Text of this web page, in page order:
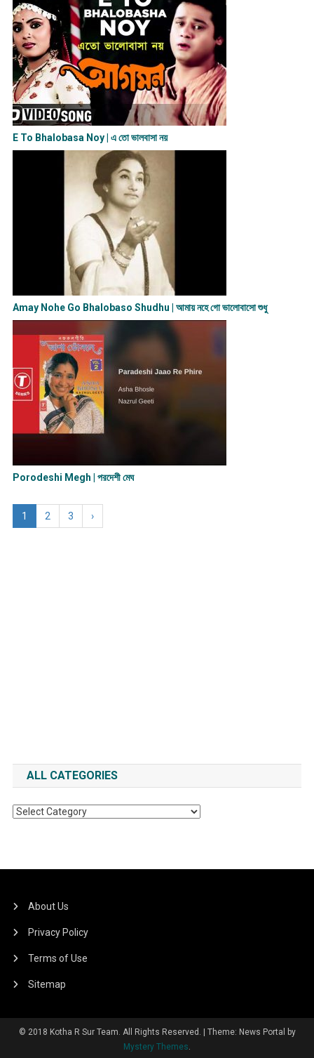
E To Bhalobasa Noy | এ তো ভালবাসা ন​য়
Amay Nohe Go Bhalobaso Shudhu | আমায় নহে গো ভালোবাসো শুধু
Porodeshi Megh | পরদেশী মেঘ
1 2 3 ›
ALL CATEGORIES
All
About Us
Privacy Policy
Terms of Use
Sitemap
© 2018 Kotha R Sur Team. All Rights Reserved.
Theme: News Portal by
Mystery Themes.